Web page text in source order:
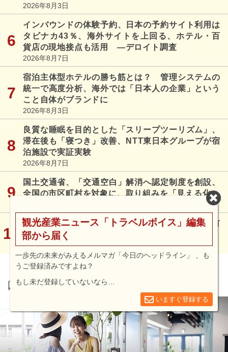
2026年8月3日
インバウンドの体験予約、日本の予約サイト利用は
タビナカ43％、海外サイトを上回る、ホテル・百
貨店の現地接点も活用 ―デロイト調査
2026年8月7日
宿泊主体型ホテルの勝ち筋とは？ 管理システムの
統一で高度分析、海外では「日本人の企業」という
こと自体がブランドに
2026年8月3日
良質な睡眠を目的とした「スリープツーリズム」、
滞在後も「寝つき」改善、NTT東日本グループが宿
泊施設で実証実験
2026年8月7日
国土交通省、「交通空白」解消へ認定制度を創設、
全国の市区町村を対象に、取り組みを「見える化」
豪LCCジェットスター、機内で頭上棚の利用を有
料化、座席下バッグ1個は無料
2026年8月6日
図解シリーズ
観光産業ニュース「トラベルボイス」編集
部から届く
一歩先の未来がみえるメルマガ「今日のヘッドライン」 、も
うご登録済みですよね？
もし未だ登録していないなら…
いますぐ登録する